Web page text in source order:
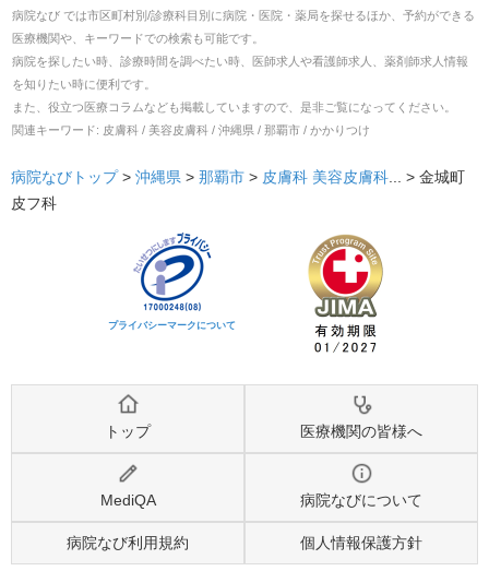
病院なび では市区町村別/診療科目別に病院・医院・薬局を探せるほか、予約ができる
医療機関や、キーワードでの検索も可能です。
病院を探したい時、診療時間を調べたい時、医師求人や看護師求人、薬剤師求人情報
を知りたい時に便利です。
また、役立つ医療コラムなども掲載していますので、是非ご覧になってください。
関連キーワード: 皮膚科 / 美容皮膚科 / 沖縄県 / 那覇市 / かかりつけ
病院なびトップ> 沖縄県 > 那覇市 > 皮膚科 美容皮膚科 ... > 金城町
皮フ科
プライバシーマークについて
トップ 医療機関の皆様へ
MediQA 病院なびについて
病院なび利用規約 個人情報保護方針